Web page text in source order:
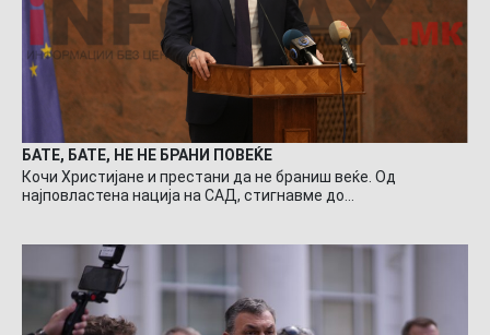
БАТЕ, БАТЕ, НЕ НЕ БРАНИ ПОВЕЌЕ
Кочи Христијане и престани да не браниш веќе. Од
најповластена нација на САД, стигнавме до…